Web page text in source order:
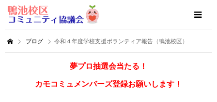
ブログ 令和４年度学校支援ボランティア報告（鴨池校区）
夢プロ抽選会当たる！
カモコミュメンバーズ登録お願いします！